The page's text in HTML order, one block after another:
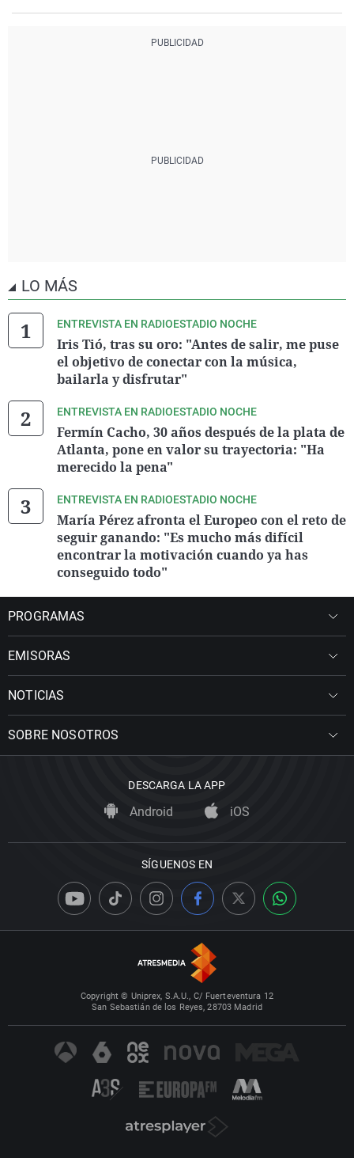
LO MÁS
ENTREVISTA EN RADIOESTADIO NOCHE
Iris Tió, tras su oro: "Antes de salir, me puse
el objetivo de conectar con la música,
bailarla y disfrutar"
ENTREVISTA EN RADIOESTADIO NOCHE
Fermín Cacho, 30 años después de la plata de
Atlanta, pone en valor su trayectoria: "Ha
merecido la pena"
ENTREVISTA EN RADIOESTADIO NOCHE
María Pérez afronta el Europeo con el reto de
seguir ganando: "Es mucho más difícil
encontrar la motivación cuando ya has
conseguido todo"
PROGRAMAS
EMISORAS
NOTICIAS
SOBRE NOSOTROS
DESCARGA LA APP
Android iOS
SÍGUENOS EN
Copyright © Uniprex, S.A.U., C/ Fuerteventura 12
San Sebastián de los Reyes, 28703 Madrid